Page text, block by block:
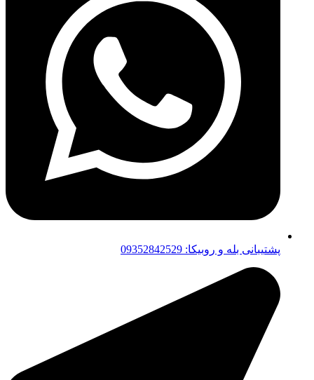
پشتیبانی بله و روبیکا: 09352842529